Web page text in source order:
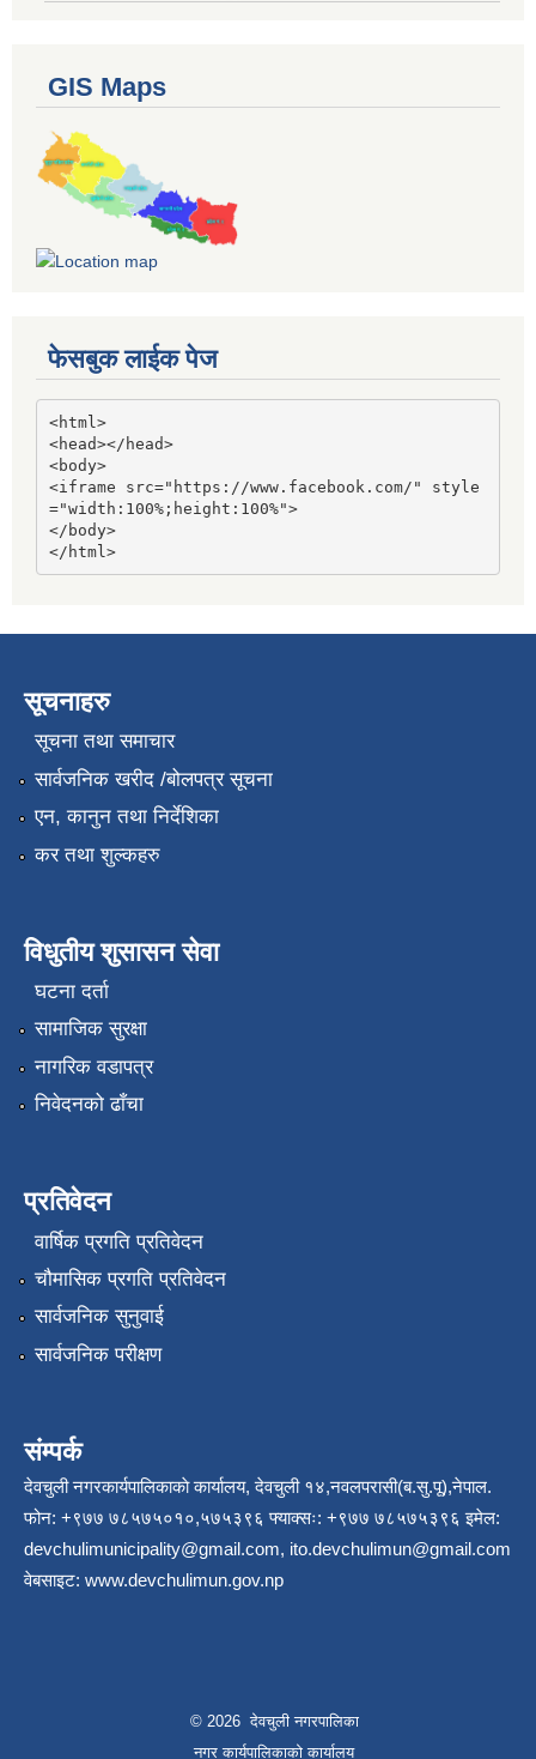
GIS Maps
फेसबुक लाईक पेज
<html>
<head></head>
<body>
<iframe src="https://www.facebook.com/" style
="width:100%;height:100%">
</body>
</html>
सूचनाहरु
सूचना तथा समाचार
सार्वजनिक खरीद /बोलपत्र सूचना
एन, कानुन तथा निर्देशिका
कर तथा शुल्कहरु
विधुतीय शुसासन सेवा
घटना दर्ता
सामाजिक सुरक्षा
नागरिक वडापत्र
निवेदनको ढाँचा
प्रतिवेदन
वार्षिक प्रगति प्रतिवेदन
चौमासिक प्रगति प्रतिवेदन
सार्वजनिक सुनुवाई
सार्वजनिक परीक्षण
संम्पर्क
देवचुली नगरकार्यपालिकाकाे कार्यालय, देवचुली १४,नवलपरासी(ब.सु.पू),नेपाल.
फोन: +९७७ ७८५७५०१०,५७५३९६ फ्याक्सः: +९७७ ७८५७५३९६ इमेल:
devchulimunicipality@gmail.com, ito.devchulimun@gmail.com
वेबसाइट: www.devchulimun.gov.np
© 2026 देवचुली नगरपालिका
नगर कार्यपालिकाको कार्यालय